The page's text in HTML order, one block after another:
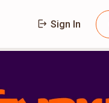
Sign In